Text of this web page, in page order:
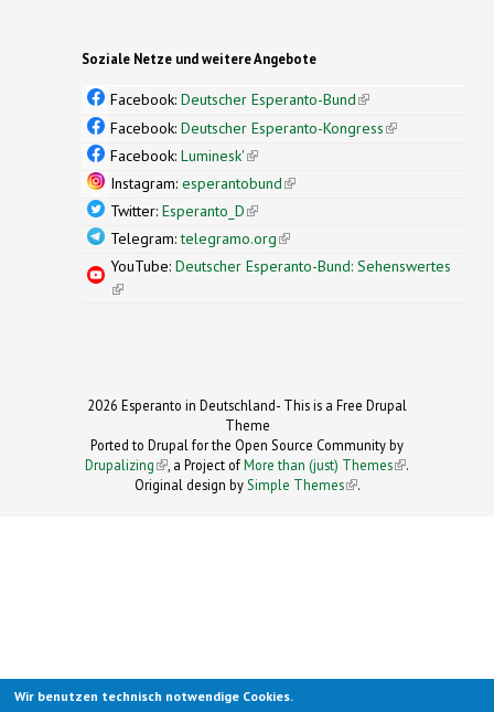
Soziale Netze und weitere Angebote
Facebook: Deutscher Esperanto-Bund(link is
external)
Facebook: Deutscher Esperanto-Kongress(link is
Facebook: Luminesk'(link is external)
Instagram: esperantobund(link is external)
Twitter: Esperanto_D(link is external)
Telegram:telegramo.org(link is external)
YouTube: Deutscher Esperanto-Bund: Sehenswertes
(link is external)
2026 Esperanto in Deutschland- This is a Free Drupal
Theme
Ported to Drupal for the Open Source Community by
Drupalizing(link is external)
, a Project ofMore than (just) Themes (link is
.
Original design by Simple Themes
(link is
.
Wir benutzen technisch notwendige Cookies.